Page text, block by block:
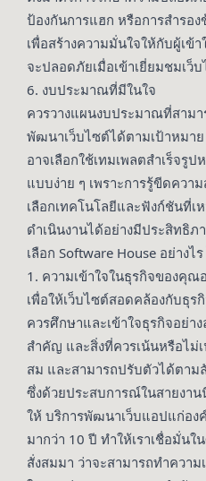
ป้องกันการแฮก หรือการสำรอง
เพื่อสร้างความมั่นใจให้กับผู้เข้
จะปลอดภัยเมื่อเข้าเยี่ยมชมเว็
6. งบประมาณที่มีในใจ
ควรวางแผนงบประมาณที่สาม
พัฒนาเว็บไซต์ได้ตามเป้าหมา
อาจเลือกใช้เทมเพลตสำเร็จรูป
แบบง่าย ๆ เพราะการรู้ขีดควา
เลือกเทคโนโลยีและฟังก์ชันที่เ
ดำเนินงานได้อย่างมีประสิทธิภ
เลือก Software House อย่างไ
1. ความเข้าใจในธุรกิจของคุ
เพื่อให้เว็บไซต์สอดคล้องกับธุ
ควรศึกษาและเข้าใจธุรกิจอย่า
สำคัญ และสิ่งที่ควรเน้นหรือไม่
สม และสามารถปรับตัวได้ตา
ซึ่งด้วยประสบการณ์ในสายงาน
ให้ บริการพัฒนาเว็บแอปแก่อง
มากว่า 10 ปี ทำให้เราเชื่อมั่น
สั่งสมมา ว่าจะสามารถทำควา